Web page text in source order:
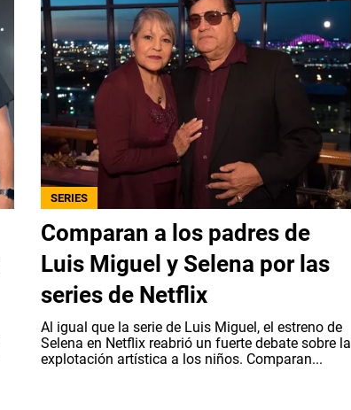
SERIES
Comparan a los padres de
Luis Miguel y Selena por las
series de Netflix
Al igual que la serie de Luis Miguel, el estreno de
Selena en Netflix reabrió un fuerte debate sobre la
explotación artística a los niños. Comparan...